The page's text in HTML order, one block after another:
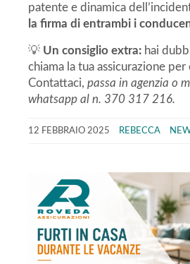
patente e dinamica
la firma di entrambi i
💡 Un consiglio extra: hai
chiama la tua assicurazione
Contattaci, passa in agenzia o
whatsapp al n. 370 317 216.
12 FEBBRAIO 2025 REBECCA